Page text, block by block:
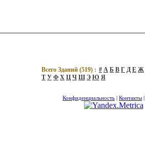
Всего Зданий (519) : # А Б В Г Д Е Ж
Т У Ф Х Ц Ч Ш Э Ю Я
Конфиденциальность | Контакты |